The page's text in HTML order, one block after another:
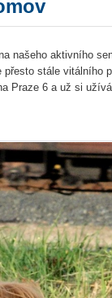
našeho aktivního
přesto stále vitálního
Praze 6 a už si